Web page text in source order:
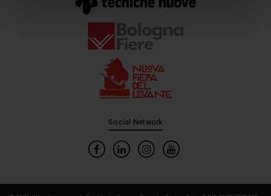
Social Network